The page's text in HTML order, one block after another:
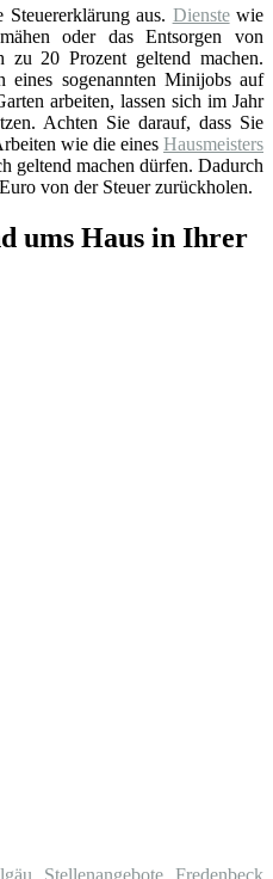
aus. Dienstewie
oder das Entsorgen von
zu 20 Prozent geltend machen.
sogenannten Minijobs auf
arbeiten, lassen sich im Jahr
Achten Sie darauf, dass Sie
wie die eines Hausmeisters
geltend machen dürfen. Dadurch
von der Steuer zurückholen.
ums Haus in Ihrer
Stellenangebote Fredenbeck